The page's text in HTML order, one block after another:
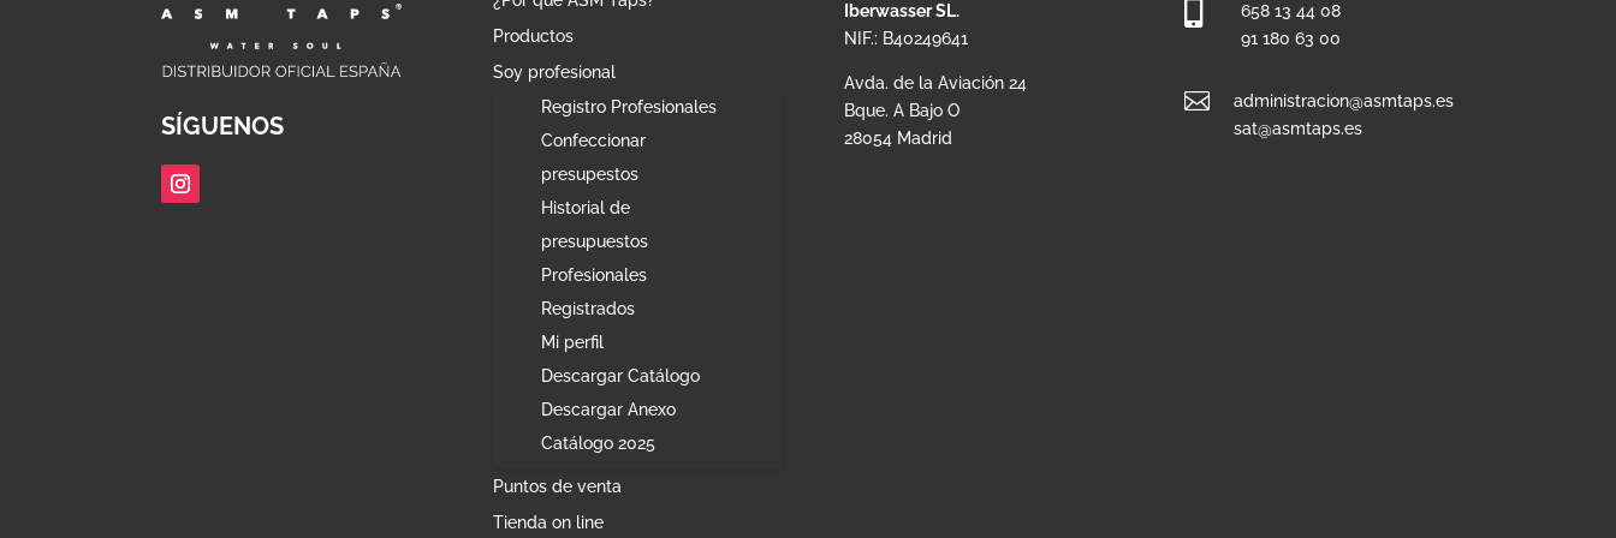
SÍGUENOS
Productos
Soy profesional
Registro Profesionales
Confeccionar
presupestos
Historial de
presupuestos
Profesionales
Registrados
Mi perfil
Descargar Catálogo
Descargar Anexo
Catálogo 2025
Puntos de venta
Tienda on line
Iberwasser SL.
NIF.: B40249641
Avda. de la Aviación 24
Bque. A Bajo O
28054 Madrid
658 13 44 08
91 180 63 00

administracion@asmtaps.es
sat@asmtaps.es